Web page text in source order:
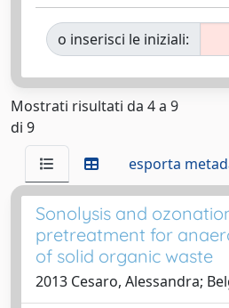
o inserisci le iniziali:
Mostrati risultati da 4 a 9
di 9
esporta
Sonolysis and
pretreatment for
of solid organic waste
2013 Cesaro, Alessandra;